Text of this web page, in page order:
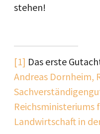
stehen!
[1] Das erste
Andreas Dornheim,
Reichsministeriums
Landwirtschaft in